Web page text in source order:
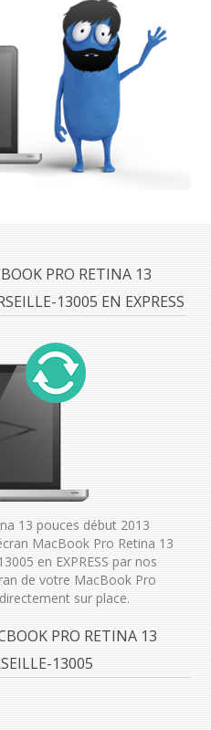
PRO RETINA 13
13005 EN EXPRESS
13 pouces début 2013
MacBook Pro Retina 13
en EXPRESS par nos
de votre MacBook Pro
sur place.
PRO RETINA 13
13005